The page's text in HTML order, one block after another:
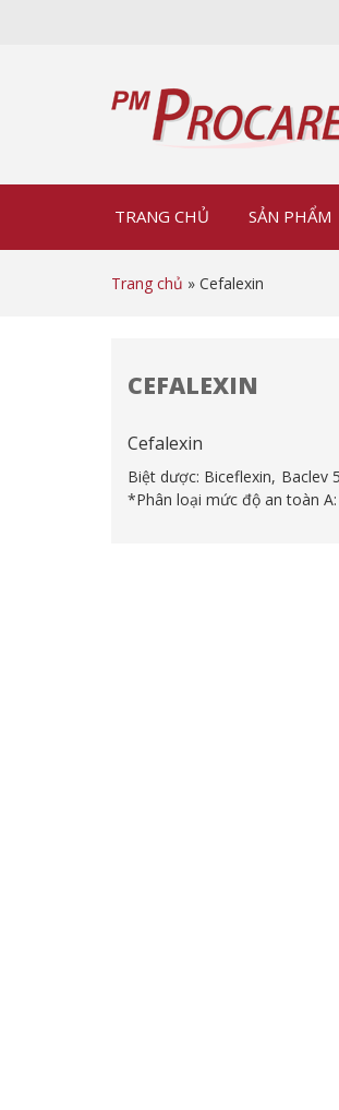
TRANG CHỦ SẢN PHẨM
Trang chủ » Cefalexin
CEFALEXIN
Cefalexin
Biệt dược: Biceflexin, Baclev
*Phân loại mức độ an toàn